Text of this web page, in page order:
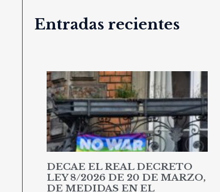
Entradas recientes
DECAE EL REAL DECRETO
LEY 8/2026 DE 20 DE MARZO,
DE MEDIDAS EN EL